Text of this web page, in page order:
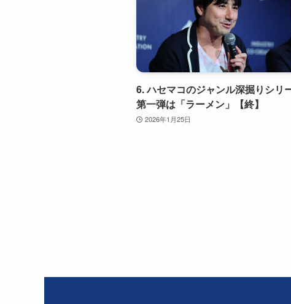
6. ハセマコのジャンル深掘りシリー
第一弾は「ラーメン」【終】
2026年1月25日